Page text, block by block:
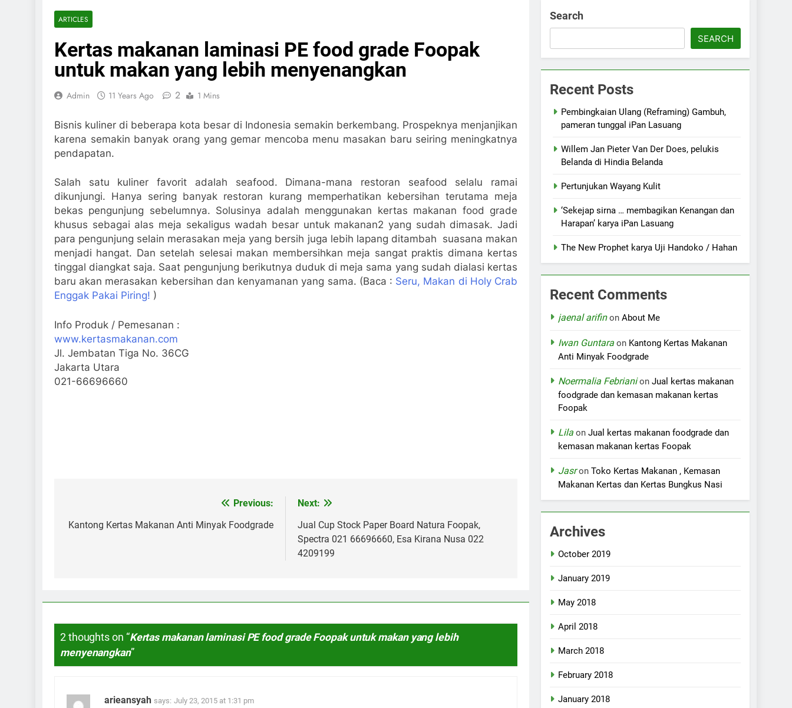
ARTICLES
Kertas makanan laminasi PE food grade Foopak
untuk makan yang lebih menyenangkan
Admin 11 Years Ago 2 1 Mins
Bisnis kuliner di beberapa kota besar di Indonesia semakin berkembang. Prospeknya menjanjikan
karena semakin banyak orang yang gemar mencoba menu masakan baru seiring meningkatnya
pendapatan.
Salah satu kuliner favorit adalah seafood. Dimana-mana restoran seafood selalu ramai
dikunjungi. Hanya sering banyak restoran kurang memperhatikan kebersihan terutama meja
bekas pengunjung sebelumnya. Solusinya adalah menggunakan kertas makanan food grade
khusus sebagai alas meja sekaligus wadah besar untuk makanan2 yang sudah dimasak. Jadi
para pengunjung selain merasakan meja yang bersih juga lebih lapang ditambah suasana makan
menjadi hangat. Dan setelah selesai makan membersihkan meja sangat praktis dimana kertas
tinggal diangkat saja. Saat pengunjung berikutnya duduk di meja sama yang sudah dialasi kertas
baru akan merasakan kebersihan dan kenyamanan yang sama. (Baca : Seru, Makan di Holy Crab
Enggak Pakai Piring! )
Info Produk / Pemesanan :
www.kertasmakanan.com
Jl. Jembatan Tiga No. 36CG
Jakarta Utara
021-66696660
navigation
Previous:
Kantong Kertas Makanan Anti Minyak Foodgrade
Next:
Jual Cup Stock Paper Board Natura Foopak,
Spectra 021 66696660, Esa Kirana Nusa 022
4209199
2 thoughts on “Kertas makanan laminasi PE food grade Foopak untuk makan yang lebih
menyenangkan”
arieansyah says: July 23, 2015 at 1:31 pm
Search
SEARCH
Recent Posts
Pembingkaian Ulang (Reframing) Gambuh,
pameran tunggal iPan Lasuang
Willem Jan Pieter Van Der Does, pelukis
Belanda di Hindia Belanda
Pertunjukan Wayang Kulit
‘Sekejap sirna … membagikan Kenangan dan
Harapan’ karya iPan Lasuang
The New Prophet karya Uji Handoko / Hahan
Recent Comments
jaenal arifinon About Me
Iwan Guntara on Kantong Kertas Makanan
Anti Minyak Foodgrade
Noermalia Febrianion Jual kertas makanan
foodgrade dan kemasan makanan kertas
Foopak
Lila on Jual kertas makanan foodgrade dan
kemasan makanan kertas Foopak
Jasron Toko Kertas Makanan , Kemasan
Makanan Kertas dan Kertas Bungkus Nasi
Archives
October 2019
January 2019
May 2018
April 2018
March 2018
February 2018
January 2018